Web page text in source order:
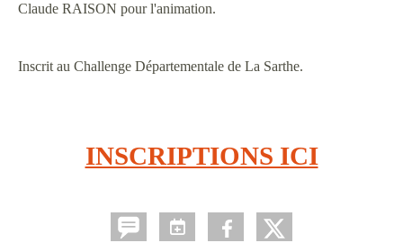
Claude RAISON pour l'animation.
Inscrit au Challenge Départementale de La Sarthe.
INSCRIPTIONS ICI